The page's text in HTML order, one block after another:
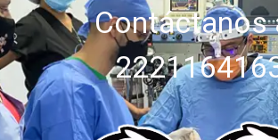
Contáctanos